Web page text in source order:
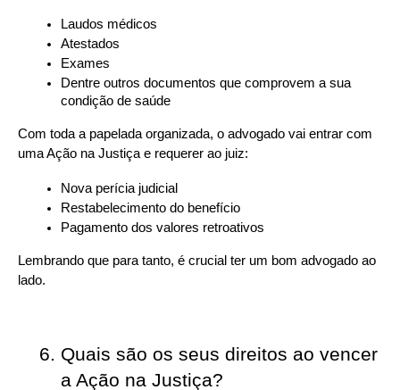
Laudos médicos
Atestados
Exames
Dentre outros documentos que comprovem a sua
condição de saúde
Com toda a papelada organizada, o advogado vai entrar com
uma Ação na Justiça e requerer ao juiz:
Nova perícia judicial
Restabelecimento do benefício
Pagamento dos valores retroativos
Lembrando que para tanto, é crucial ter um bom advogado ao
lado.
Quais são os seus direitos ao vencer
a Ação na Justiça?